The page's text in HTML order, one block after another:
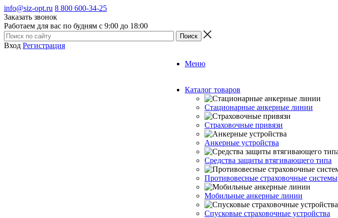
info@siz-opt.ru 8 800 600-34-25
Заказать звонок
Работаем для вас по будням с 9:00 до 18:00
Вход Регистрация
Меню
Каталог товаров
Стационарные анкерные линии
Страховочные привязи
Анкерные устройства
Средства защиты втягивающего типа
Противовесные страховочные системы
Мобильные анкерные линии
Спусковые страховочные устройства